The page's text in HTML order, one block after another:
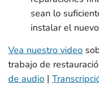
sean lo
instalar el
Vea nuestro video
trabajo de
de audio |